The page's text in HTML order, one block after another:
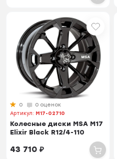
0
0 оценок
Артикул: M17-02710
Колесные диски MSA M17
Elixir Black R12/4-110
43 710₽